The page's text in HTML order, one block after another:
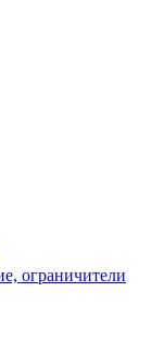
ограничители